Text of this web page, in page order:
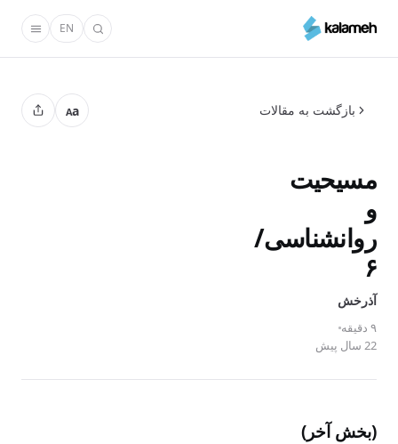
محتوای
EN
بازگشت به مقالات Aa
مسیحیت
و
روانشناسی/
۶
آذرخش
۹ دقیقه
22 سال پیش
(بخش آخر)